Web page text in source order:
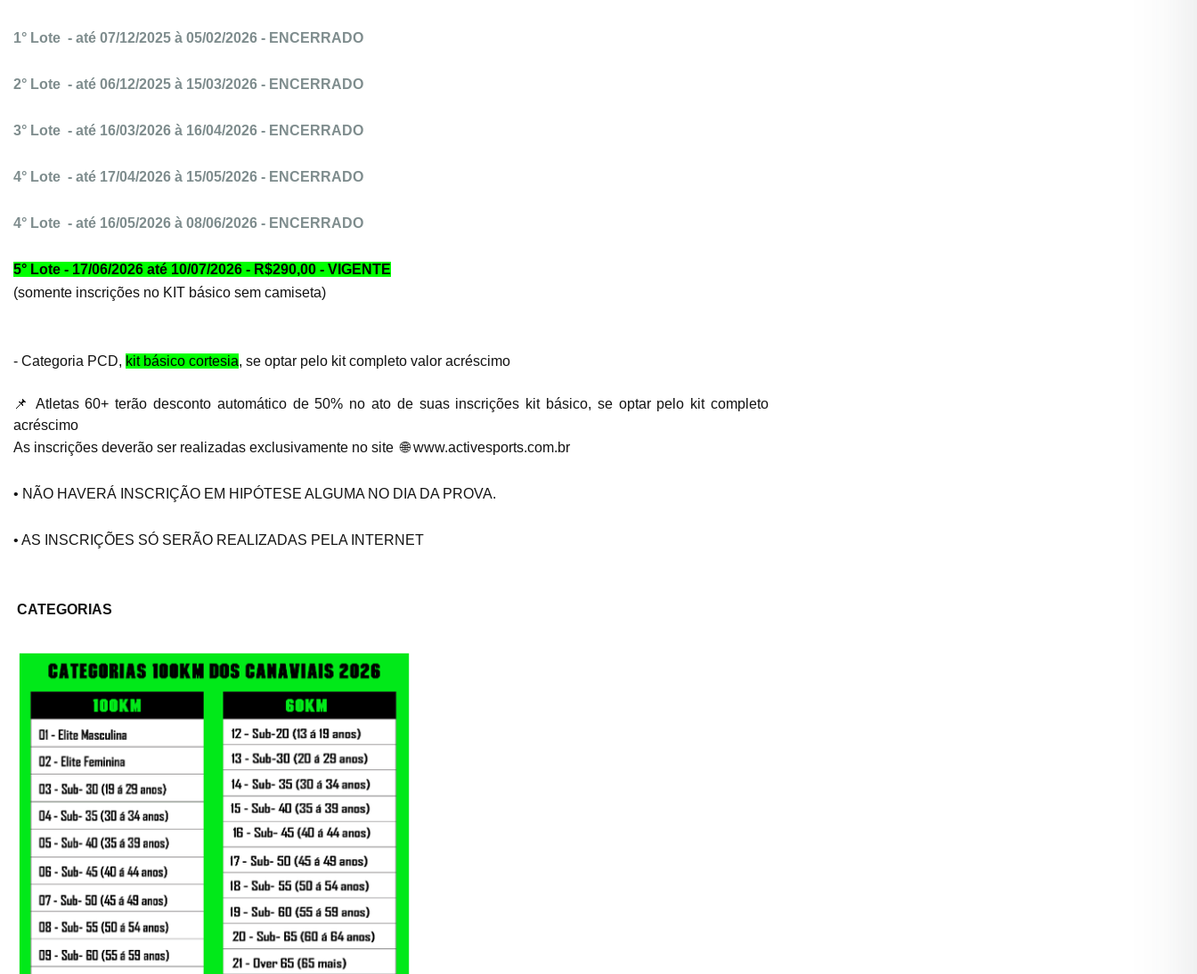
1° Lote - até 07/12/2025 à 05/02/2026 - ENCERRADO
2° Lote - até 06/12/2025 à 15/03/2026 - ENCERRADO
3° Lote - até 16/03/2026 à 16/04/2026 - ENCERRADO
4° Lote - até 17/04/2026 à 15/05/2026 - ENCERRADO
4° Lote - até 16/05/2026 à 08/06/2026 - ENCERRADO
5° Lote - 17/06/2026 até 10/07/2026 - R$290,00 - VIGENTE
(somente inscrições no KIT básico sem camiseta)
- Categoria PCD, kit básico cortesia, se optar pelo kit completo valor acréscimo
📌
Atletas 60+ terão desconto automático de 50% no ato de suas inscrições kit básico, se optar pelo kit completo
acréscimo
As inscrições deverão ser realizadas exclusivamente no site🌐www.activesports.com.br
• NÃO HAVERÁ INSCRIÇÃO EM HIPÓTESE ALGUMA NO DIA DA PROVA.
• AS INSCRIÇÕES SÓ SERÃO REALIZADAS PELA INTERNET
CATEGORIAS